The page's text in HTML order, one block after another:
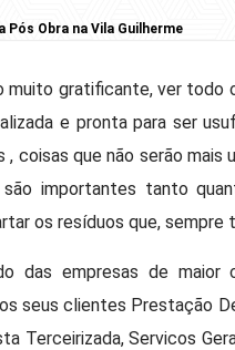
Pós Obra na Vila Guilherme
muito gratificante, ver
e pronta para ser
, coisas que não serão
são importantes tanto
os resíduos que, sempre
das empresas de
seus clientes Prestação
Terceirizada, Servicos